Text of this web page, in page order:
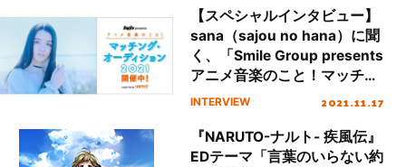
【スペシャルインタビュー】
sana（sajou no hana）に聞
く、「Smile Group presents
アニメ音楽のこと！マッチン
グ・オーディション 2021
について
INTERVIEW 2021.11.17
『NARUTO-ナルト- 疾風伝』
EDテーマ「言葉のいらない約